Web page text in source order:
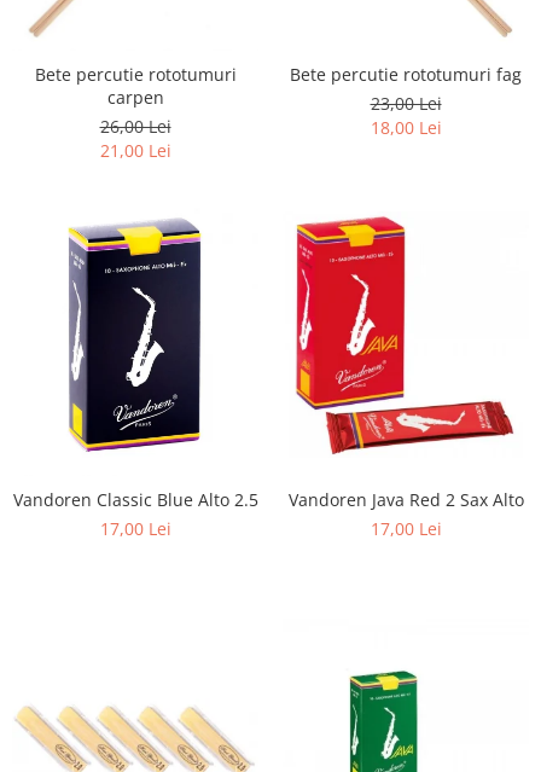
Alte accesorii
Doze
Microfoane sax
Piese de schimb
Ancii clarinet
Mustiuc clarinet
Stativ clarinet
Bratara clarinet
Doza clarinet
Plasturi clarinet
Eufoniu & Bariton
Accesorii flaut
Set Flaut
Fligorn / FlugelHorn
Muzicuta
Tenor Horn
Trompete piccolo
Tuba
Mandolina Electro-Acustica
Sisteme wireless intrumente cu
Corzi
Curele
Ukulele
Mixer Analog
Mixere amplificate
Set mixer amplificat
Stativ microfon
Bete percutie rototumuri
carpen
26,00 Lei
21,00 Lei
Bete percutie rototumuri fag
23,00 Lei
18,00 Lei
Vandoren Classic Blue Alto 2.5
17,00 Lei
Vandoren Java Red 2 Sax Alto
17,00 Lei